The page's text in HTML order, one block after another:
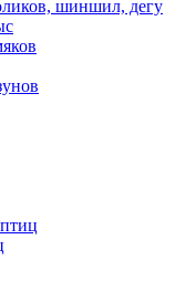
шиншил, дегу